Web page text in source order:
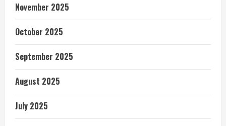
November 2025
October 2025
September 2025
August 2025
July 2025